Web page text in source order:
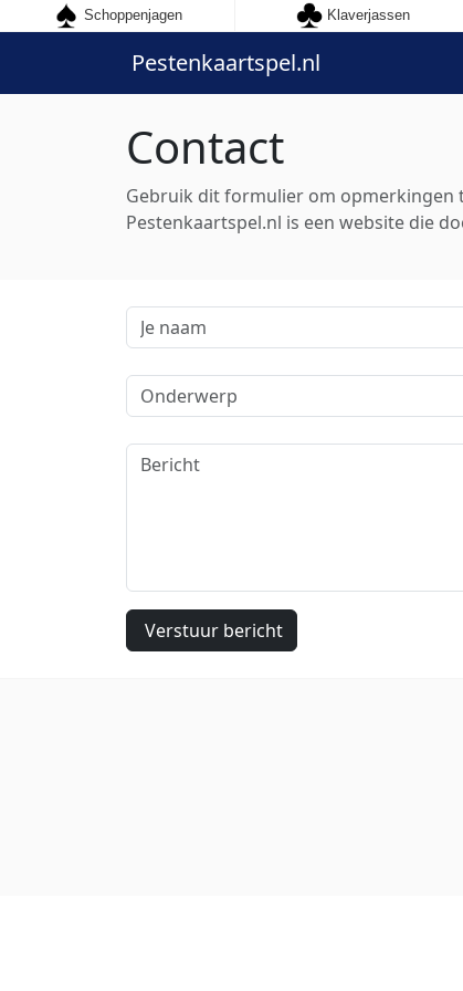
Schoppenjagen Klaverjassen
Pestenkaartspel.nl
Contact
Gebruik dit formulier om opmerkingen
Pestenkaartspel.nl is een website die
Verstuur bericht